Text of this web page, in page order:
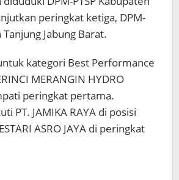
peringkat ketiga, DPM-
Tanjung Jabung Barat.
kategori Best Performance
MERANGIN HYDRO
peringkat pertama.
PT. JAMIKA RAYA di posisi
ASRO JAYA di peringkat